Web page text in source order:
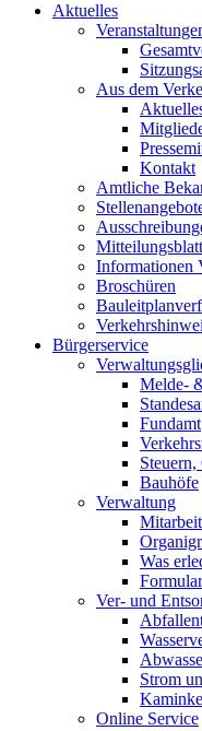
Aktuelles
Aus dem
Kontakt
Amtliche
Mitteilungsblatt
Informationen
Broschüren
Bürgerservice
Melde-
Fundamt
Bauhöfe
Verwaltung
Was
Ver- und
Strom
Online Service